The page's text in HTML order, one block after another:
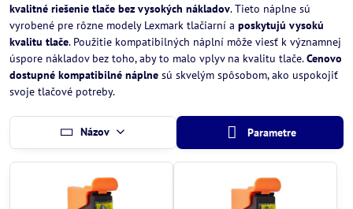
kvalitné riešenie tlače bez vysokých nákladov. Tieto náplne sú
vyrobené pre rôzne modely Lexmark tlačiarní a poskytujú vysokú
kvalitu tlače. Použitie kompatibilných náplní môže viesť k významnej
úspore nákladov bez toho, aby to malo vplyv na kvalitu tlače.Cenovo
dostupné kompatibilné náplne sú skvelým spôsobom, ako uspokojiť
svoje tlačové potreby.
Názov Parametre